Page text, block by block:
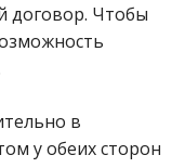
договор. Чтобы
в
у обеих сторон